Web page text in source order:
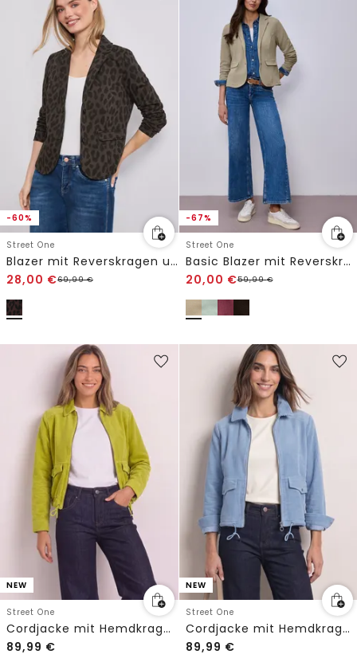
-60%
Street One
Blazer mit Reverskragen und Leo-Muster
28,00 €69,99€
-67%
Street One
Basic Blazer mit Reverskragen
20,00 €59,99€
NEW
Street One
Cordjacke mit Hemdkragen und Zipper
89,99 €
NEW
Street One
Cordjacke mit Hemdkragen und Zipper
89,99 €